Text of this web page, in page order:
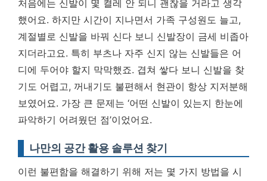
처음에는 신발이 몇 켤레 안 되니 괜찮을 거라고 생각
했어요. 하지만 시간이 지나면서 가족 구성원도 늘고,
계절별로 신발을 바꿔 신다 보니 신발장이 금세 비좁아
지더라고요. 특히 부츠나 자주 신지 않는 신발들은 어
디에 두어야 할지 막막했죠. 겹쳐 쌓다 보니 신발을 찾
기도 어렵고, 꺼내기도 불편해서 현관이 항상 지저분해
보였어요. 가장 큰 문제는 ‘어떤 신발이 있는지 한눈에
파악하기 어려웠던 점’이었어요.
나만의 공간 활용 솔루션 찾기
이런 불편함을 해결하기 위해 저는 몇 가지 방법을 시